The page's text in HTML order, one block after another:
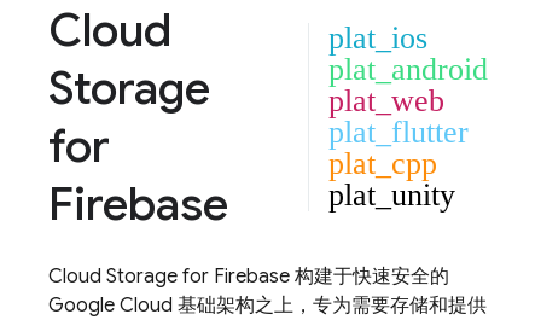
Cloud
Storage
for
Firebase
plat_ios
plat_android
plat_web
plat_flutter
plat_cpp
plat_unity
Cloud Storage for Firebase 构建于快速安全的
Google Cloud 基础架构之上，专为需要存储和提供